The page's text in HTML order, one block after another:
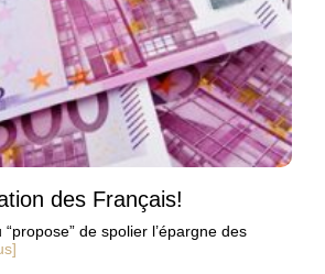
des Français!
de spolier l’épargne des